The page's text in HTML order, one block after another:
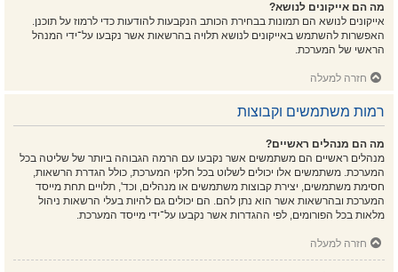
מה הם אייקונים לנושא?
אייקונים לנושא הם תמונות בבחירת הכותב הנקבעות להודעות כדי לרמוז על תוכנן.
האפשרות להשתמש באייקונים לנושא תלויה בהרשאות אשר נקבעו על־ידי המנהל
הראשי של המערכת.
חזרה למעלה
רמות משתמשים וקבוצות
מה הם מנהלים ראשיים?
מנהלים ראשיים הם משתמשים אשר נקבעו עם הרמה הגבוהה ביותר של שליטה בכל
המערכת. משתמשים אלו יכולים לשלוט בכל חלקי המערכת, כולל הגדרת הרשאות,
חסימת משתמשים, יצירת קבוצות משתמשים או מנהלים, וכד', תלויים תחת מייסד
המערכת ובהרשאות אשר הוא נתן להם. הם יכולים גם להיות בעלי הרשאות ניהול
מלאות בכל הפורומים, לפי ההגדרות אשר נקבעו על־ידי מייסד המערכת.
חזרה למעלה